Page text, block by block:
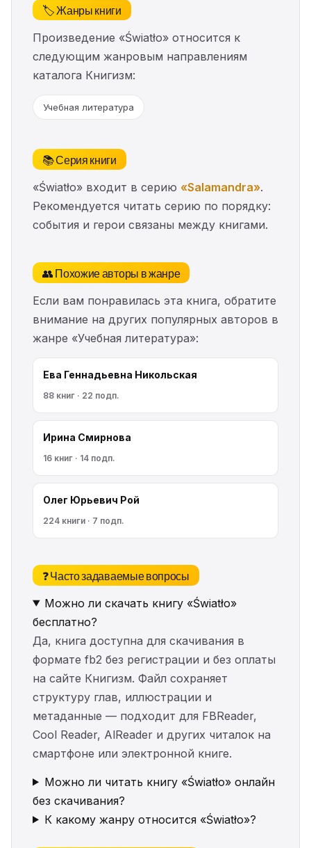
🏷️ Жанры книги
Произведение «Światło» относится к
следующим жанровым направлениям
каталога Книгизм:
Учебная литература
📚 Серия книги
«Światło» входит в серию «Salamandra».
Рекомендуется читать серию по порядку:
события и герои связаны между книгами.
👥 Похожие авторы в жанре
Если вам понравилась эта книга, обратите
внимание на других популярных авторов в
жанре «Учебная литература»:
Ева Геннадьевна Никольская
88 книг · 22 подп.
Ирина Смирнова
16 книг · 14 подп.
Олег Юрьевич Рой
224 книги · 7 подп.
❓ Часто задаваемые вопросы
Можно ли скачать книгу «Światło»
бесплатно?
Да, книга доступна для скачивания в
формате fb2 без регистрации и без оплаты
на сайте Книгизм. Файл сохраняет
структуру глав, иллюстрации и
метаданные — подходит для FBReader,
Cool Reader, AlReader и других читалок на
смартфоне или электронной книге.
Можно ли читать книгу «Światło» онлайн
без скачивания?
К какому жанру относится «Światło»?